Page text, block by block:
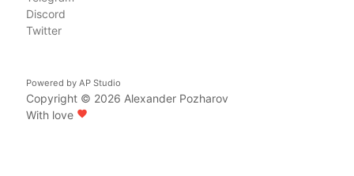
Discord
Twitter
Powered by AP Studio
Copyright © 2026 Alexander Pozharov
With love favorite